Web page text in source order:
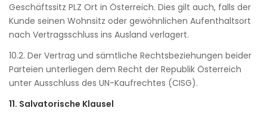
Geschäftssitz PLZ Ort in Österreich. Dies gilt auch, falls der
Kunde seinen Wohnsitz oder gewöhnlichen Aufenthaltsort
nach Vertragsschluss ins Ausland verlagert.
10.2. Der Vertrag und sämtliche Rechtsbeziehungen beider
Parteien unterliegen dem Recht der Republik Österreich
unter Ausschluss des UN-Kaufrechtes (CISG).
11. Salvatorische Klausel